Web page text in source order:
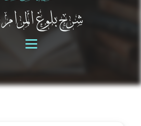
شرح بلوغ المرام 270